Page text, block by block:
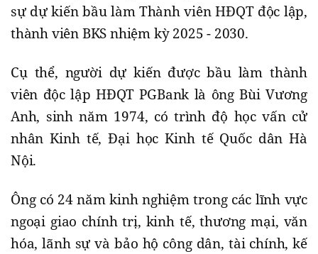
sự dự kiến bầu làm Thành viên HĐQT độc lập,
thành viên BKS nhiệm kỳ 2025 - 2030.
Cụ thể, người dự kiến được bầu làm thành
viên độc lập HĐQT PGBank là ông Bùi Vương
Anh, sinh năm 1974, có trình độ học vấn cử
nhân Kinh tế, Đại học Kinh tế Quốc dân Hà
Nội.
Ông có 24 năm kinh nghiệm trong các lĩnh vực
ngoại giao chính trị, kinh tế, thương mại, văn
hóa, lãnh sự và bảo hộ công dân, tài chính, kế